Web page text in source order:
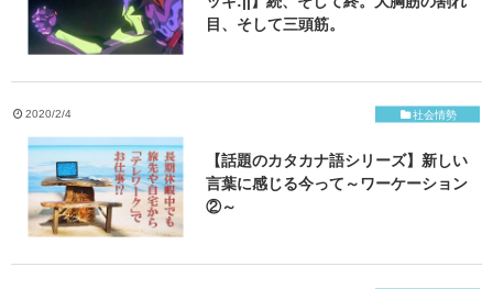
目、そして三頭筋。
2020/2/4 社会情勢
【話題のカタカナ語シリーズ】新しい
言葉に感じる今って～ワーケーション
②～